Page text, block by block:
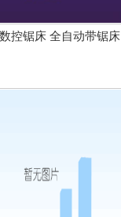
控锯床 全自动带锯床